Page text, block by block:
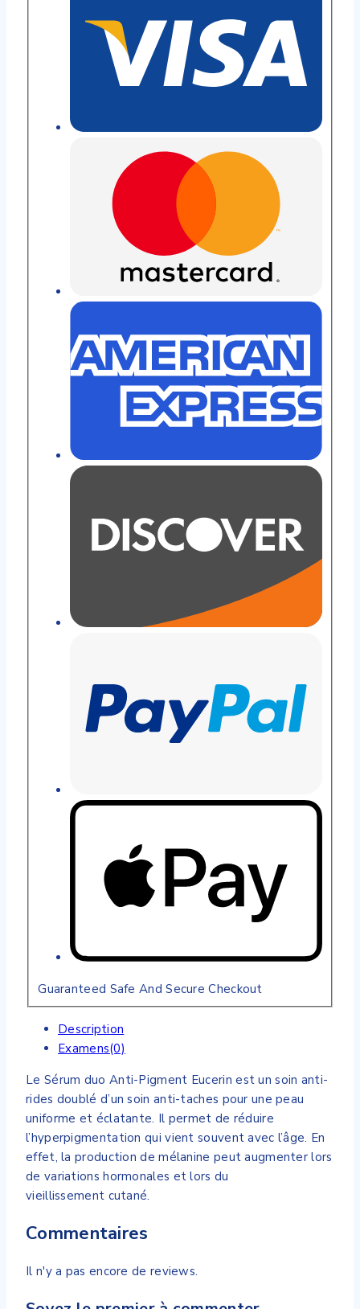
Guaranteed Safe And Secure Checkout
Description
Examens(0)
Le Sérum duo Anti-Pigment Eucerin est un soin anti-
rides doublé d’un soin anti-taches pour une peau
uniforme et éclatante. Il permet de réduire
l’hyperpigmentation qui vient souvent avec l’âge. En
effet, la production de mélanine peut augmenter lors
de variations hormonales et lors du
vieillissement cutané.
Commentaires
Il n'y a pas encore de reviews.